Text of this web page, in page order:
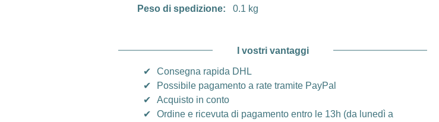
Peso di spedizione:
0.1 kg
I vostri vantaggi
✔
Consegna rapida DHL
✔
Possibile pagamento a rate tramite PayPal
✔
Acquisto in conto
✔
Ordine e ricevuta di pagamento entro le 13h (da lunedì a